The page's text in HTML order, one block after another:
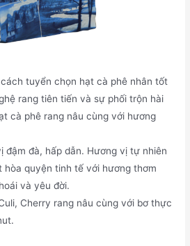
tuyển chọn hạt cà phê nhân tốt
rang tiên tiến và sự phối trộn hài
cà phê rang nâu cùng với hương
đậm đà, hấp dẫn. Hương vị tự nhiên
hòa quyện tinh tế với hương thơm
và yêu đời.
Cherry rang nâu cùng với bơ thực